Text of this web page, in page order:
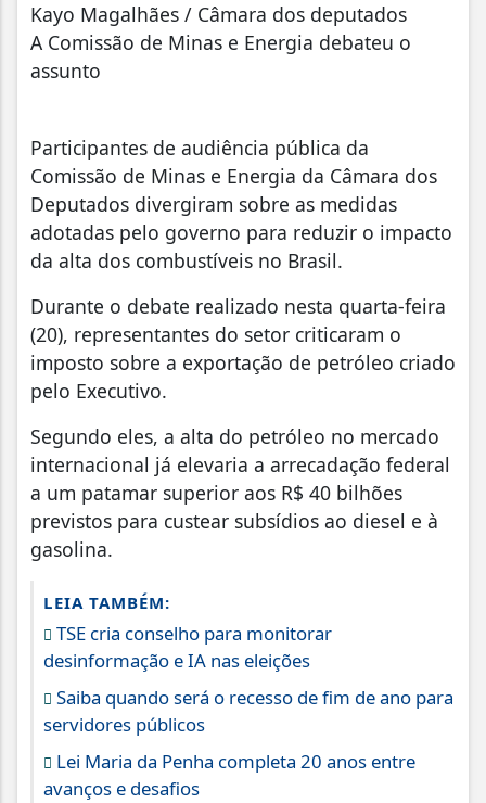
Kayo Magalhães / Câmara dos deputados
A Comissão de Minas e Energia debateu o
assunto
Participantes de audiência pública da
Comissão de Minas e Energia da Câmara dos
Deputados divergiram sobre as medidas
adotadas pelo governo para reduzir o impacto
da alta dos combustíveis no Brasil.
Durante o debate realizado nesta quarta-feira
(20), representantes do setor criticaram o
imposto sobre a exportação de petróleo criado
pelo Executivo.
Segundo eles, a alta do petróleo no mercado
internacional já elevaria a arrecadação federal
a um patamar superior aos R$ 40 bilhões
previstos para custear subsídios ao diesel e à
gasolina.
LEIA TAMBÉM:
TSE cria conselho para monitorar
desinformação e IA nas eleições
Saiba quando será o recesso de fim de ano para
servidores públicos
Lei Maria da Penha completa 20 anos entre
avanços e desafios